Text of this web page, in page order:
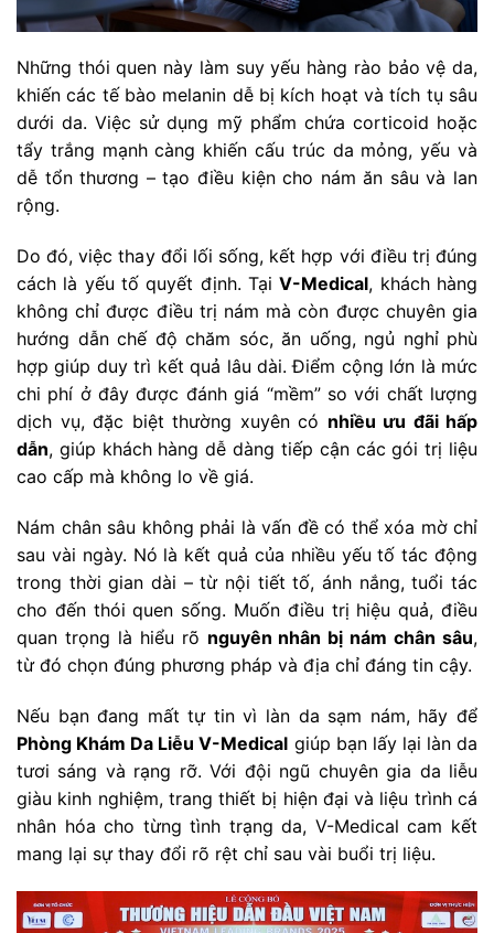
Những thói quen này làm suy yếu hàng rào bảo vệ da,
khiến các tế bào melanin dễ bị kích hoạt và tích tụ sâu
dưới da. Việc sử dụng mỹ phẩm chứa corticoid hoặc
tẩy trắng mạnh càng khiến cấu trúc da mỏng, yếu và
dễ tổn thương – tạo điều kiện cho nám ăn sâu và lan
rộng.
Do đó, việc thay đổi lối sống, kết hợp với điều trị đúng
cách là yếu tố quyết định. TạiV-Medical, khách hàng
không chỉ được điều trị nám mà còn được chuyên gia
hướng dẫn chế độ chăm sóc, ăn uống, ngủ nghỉ phù
hợp giúp duy trì kết quả lâu dài. Điểm cộng lớn là mức
chi phí ở đây được đánh giá “mềm” so với chất lượng
dịch vụ, đặc biệt thường xuyên có nhiều ưu đãi hấp
dẫn, giúp khách hàng dễ dàng tiếp cận các gói trị liệu
cao cấp mà không lo về giá.
Nám chân sâu không phải là vấn đề có thể xóa mờ chỉ
sau vài ngày. Nó là kết quả của nhiều yếu tố tác động
trong thời gian dài – từ nội tiết tố, ánh nắng, tuổi tác
cho đến thói quen sống. Muốn điều trị hiệu quả, điều
quan trọng là hiểu rõ nguyên nhân bị nám chân sâu,
từ đó chọn đúng phương pháp và địa chỉ đáng tin cậy.
Nếu bạn đang mất tự tin vì làn da sạm nám, hãy để
Phòng Khám Da Liễu V-Medical giúp bạn lấy lại làn da
tươi sáng và rạng rỡ. Với đội ngũ chuyên gia da liễu
giàu kinh nghiệm, trang thiết bị hiện đại và liệu trình cá
nhân hóa cho từng tình trạng da, V-Medical cam kết
mang lại sự thay đổi rõ rệt chỉ sau vài buổi trị liệu.